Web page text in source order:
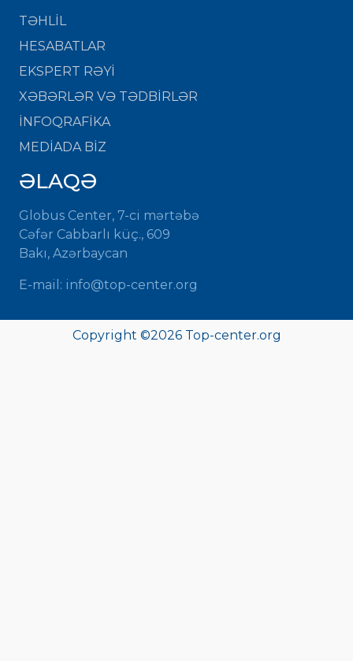
TƏHLİL
HESABATLAR
EKSPERT RƏYİ
XƏBƏRLƏR VƏ TƏDBİRLƏR
İNFOQRAFİKA
MEDİADA BİZ
ƏLAQƏ
Globus Center, 7-ci mərtəbə
Cəfər Cabbarlı küç., 609
Bakı, Azərbaycan
E-mail: info@top-center.org
Copyright ©2026 Top-center.org